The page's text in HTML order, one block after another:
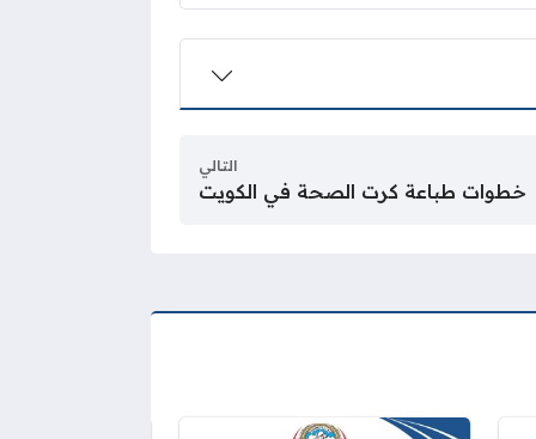
التالي
خطوات طباعة كرت الصحة في الكويت